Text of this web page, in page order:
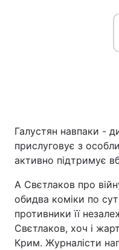
Галустян навпаки -
прислуговує з
активно підтримує
А Свєтлаков про
обидва коміки по
противники її
Свєтлаков, хоч і
Крим. Журналісти